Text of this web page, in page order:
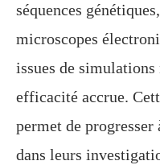
séquences
microscopes
issues de
efficacité accrue.
permet de
dans leurs